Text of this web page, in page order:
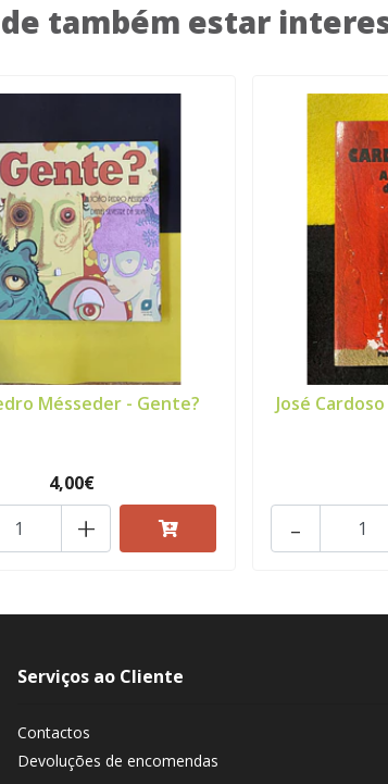
também estar
Mésseder - Gente?
4,00€
+
José
-
Serviços ao Cliente
Contactos
Devoluções de encomendas